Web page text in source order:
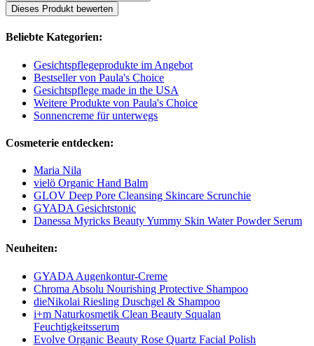
Dieses Produkt bewerten
Beliebte Kategorien:
Gesichtspflegeprodukte im Angebot
Bestseller von Paula's Choice
Gesichtspflege made in the USA
Weitere Produkte von Paula's Choice
Sonnencreme für unterwegs
Cosmeterie entdecken:
Maria Nila
vielö Organic Hand Balm
GLOV Deep Pore Cleansing Skincare Scrunchie
GYADA Gesichtstonic
Danessa Myricks Beauty Yummy Skin Water Powder Serum
Neuheiten:
GYADA Augenkontur-Creme
Chroma Absolu Nourishing Protective Shampoo
dieNikolai Riesling Duschgel & Shampoo
i+m Naturkosmetik Clean Beauty Squalan
Feuchtigkeitsserum
Evolve Organic Beauty Rose Quartz Facial Polish